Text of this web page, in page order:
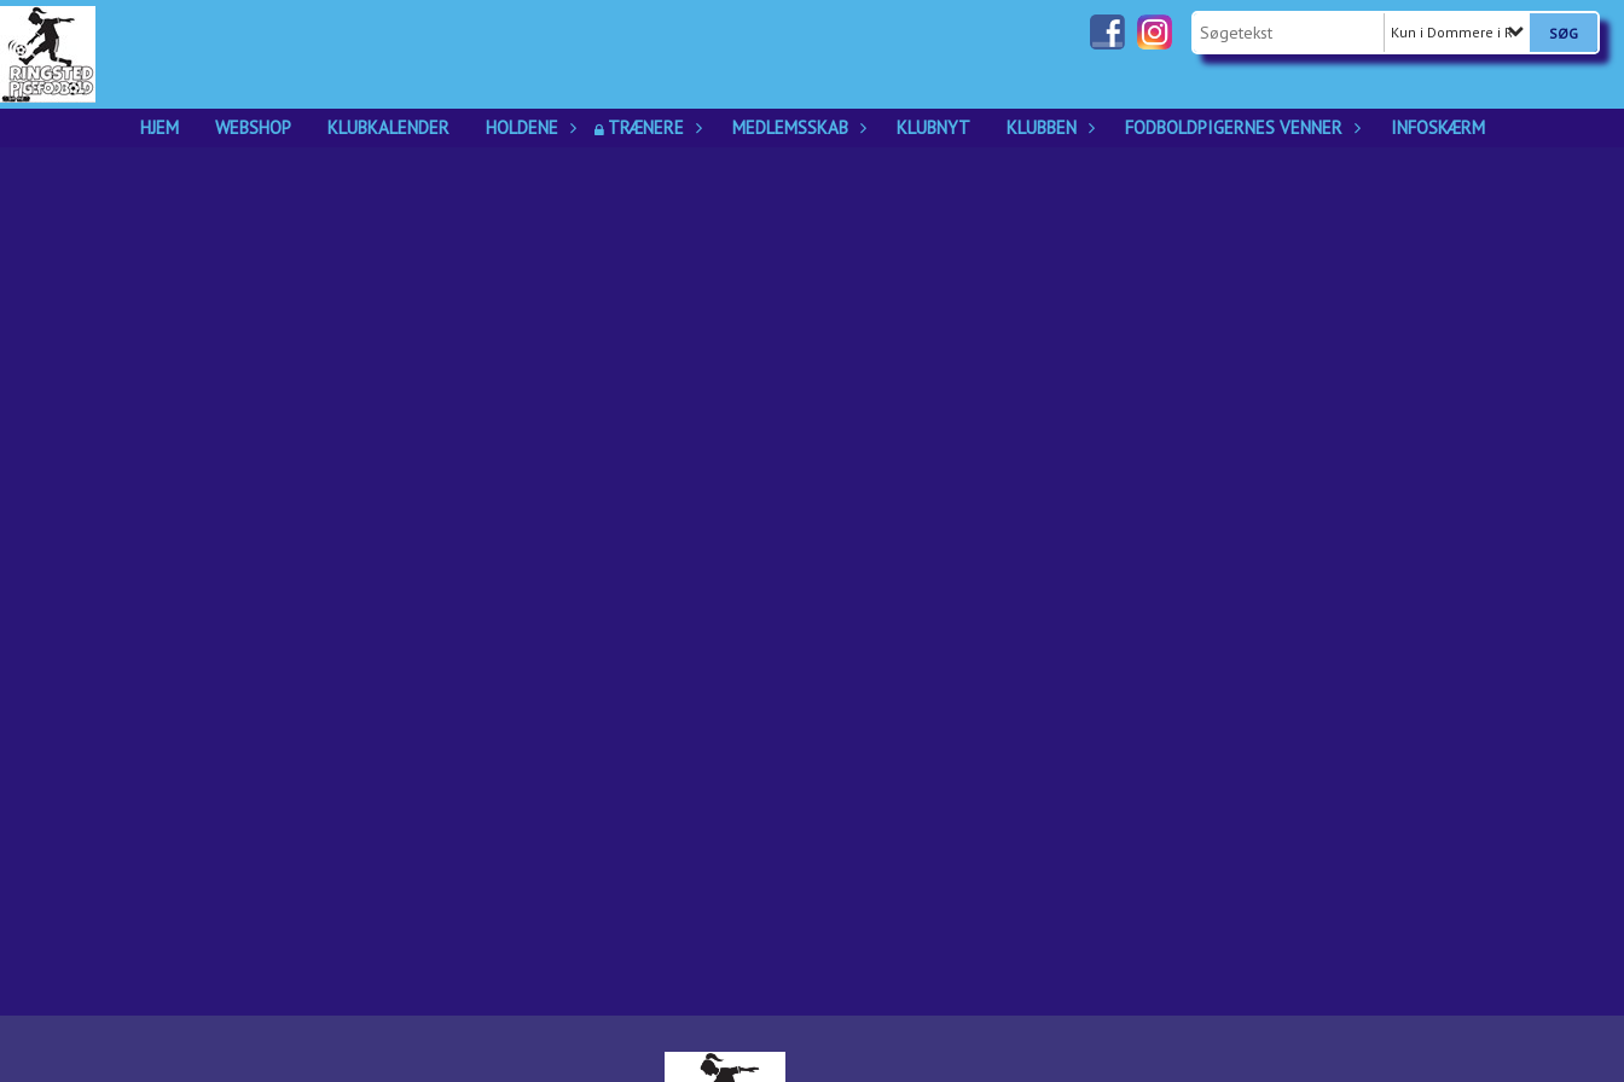
Kun i Dommere i Ringsted
HJEM WEBSHOP KLUBKALENDER HOLDENE TRÆNERE MEDLEMSSKAB KLUBNYT KLUBBEN FODBOLDPIGERNES VENNER INFOSKÆRM